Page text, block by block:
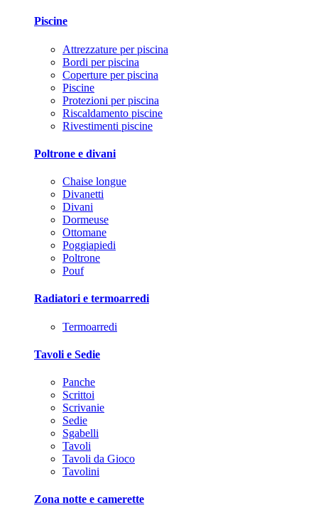
Piscine
Attrezzature per piscina
Bordi per piscina
Coperture per piscina
Piscine
Protezioni per piscina
Riscaldamento piscine
Rivestimenti piscine
Poltrone e divani
Chaise longue
Divanetti
Divani
Dormeuse
Ottomane
Poggiapiedi
Poltrone
Pouf
Radiatori e termoarredi
Termoarredi
Tavoli e Sedie
Panche
Scrittoi
Scrivanie
Sedie
Sgabelli
Tavoli
Tavoli da Gioco
Tavolini
Zona notte e camerette